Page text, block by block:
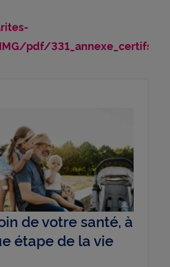
pdf/
de votre santé, à
étape de la vie